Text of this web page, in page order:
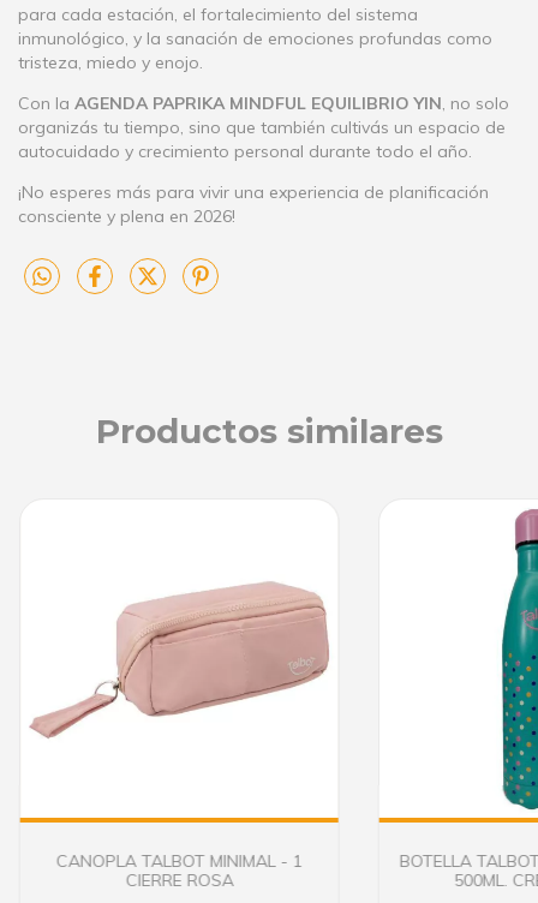
para cada estación, el fortalecimiento del sistema
inmunológico, y la sanación de emociones profundas como
tristeza, miedo y enojo.
Con la AGENDA PAPRIKA MINDFUL EQUILIBRIO YIN, no solo
organizás tu tiempo, sino que también cultivás un espacio de
autocuidado y crecimiento personal durante todo el año.
¡No esperes más para vivir una experiencia de planificación
consciente y plena en 2026!
Productos similares
CANOPLA TALBOT MINIMAL - 1
CIERRE ROSA
BOTELLA
500ML.